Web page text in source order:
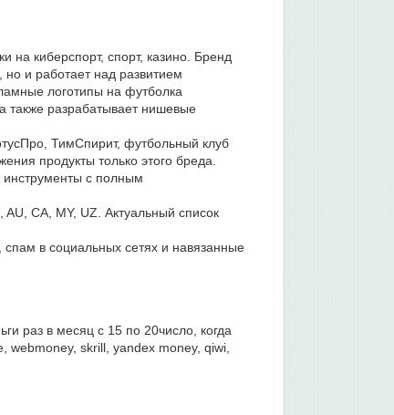
на киберспорт, спорт, казино. Бренд
и работает над развитием
логотипы на футболка
также разрабатывает нишевые
ТимСпирит, футбольный клуб
продукты только этого бреда.
с полным
CA, MY, UZ. Актуальный список
в социальных сетях и навязанные
раз в месяц с 15 по 20число, когда
skrill, yandex money, qiwi,